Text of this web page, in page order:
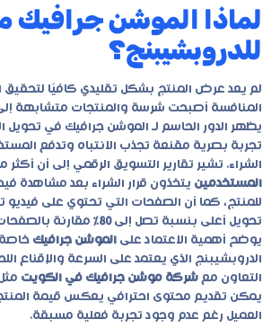
لماذا الموشن جرافيك
للدروبشيبنج؟
لم يعد عرض المنتج بشكل تقليدي كافيًا لتحقيق
المنافسة أصبحت شرسة والمنتجات متشابهة
يظهر الدور الحاسم لـ الموشن جرافيك في تحويل
تجربة بصرية مقنعة تجذب الانتباه وتدفع
الشراء. تشير تقارير التسويق الرقمي إلى أن أكثر
المستخدمين يتخذون قرار الشراء بعد مشاهدة
للمنتج، كما أن الصفحات التي تحتوي على
تحويل أعلى بنسبة تصل إلى80٪
مقارنة
يوضح أهمية الاعتماد على الموشن جرافيك
الدروبشيبنج الذي يعتمد على السرعة والإقناع
التعاون مع شركة موشن جرافيك في الكويت
يمكن تقديم محتوى احترافي يعكس قيمة المنتج
العميل رغم عدم وجود تجربة فعلية مسبقة.